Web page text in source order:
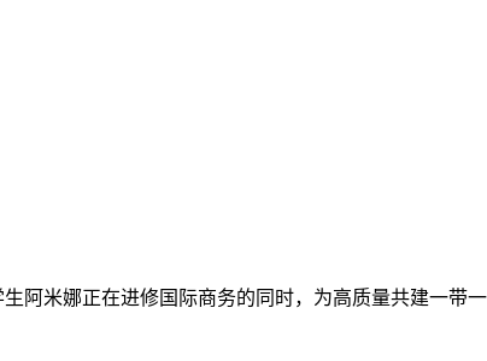
阿米娜正在进修国际商务的同时，为高质量共建一带